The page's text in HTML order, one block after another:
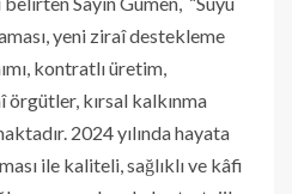
yeni ziraî destekleme
kontratlı üretim,
örgütler, kırsal kalkınma
2024 yılında hayata
ile kaliteli, sağlıklı ve kâfi